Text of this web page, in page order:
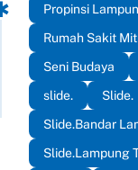
Propinsi
Rumah Sakit
Seni Budaya
slide.
Slide.
Slide.Bandar
Slide.Lampung